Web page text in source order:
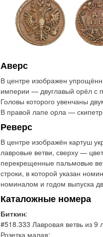
Аверс
В центре изображен
империи — двуглавый орёл с
Головы которого увенчаны
В правой лапе орла —
Реверс
В центре изображён картуш
лавровые ветви, сверху —
перекрещенные пальмовые
строки, в которой указан
номиналом и годом выпуска
Каталожные номера
Биткин:
#518.333 Лавровая ветвь из 9
Розетка малая;